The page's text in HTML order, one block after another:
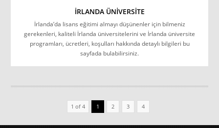
İRLANDA ÜNIVERSITE
İrlanda’da lisans eğitimi almayı düşünenler için bilmeniz
gerekenleri, kaliteli İrlanda üniversitelerini ve İrlanda üniversite
programları, ücretleri, koşulları hakkında detaylı bilgileri bu
sayfada bulabilirsiniz.
1 of 4 1 2 3 4